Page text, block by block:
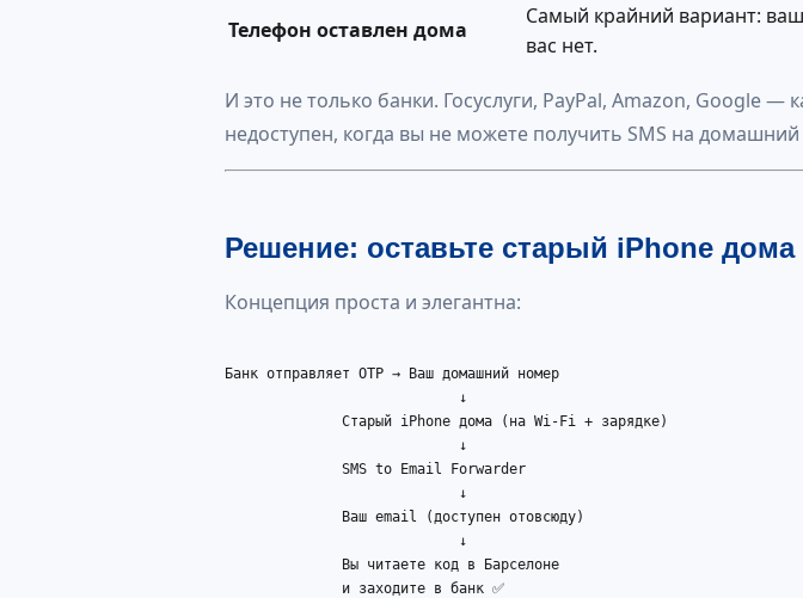
Телефон оставлен дома
Самый крайний вариант:
вас нет.
И это не только банки. Госуслуги, PayPal, Amazon, Google —
недоступен, когда вы не можете получить SMS на
Решение: оставьте старый iPhone дома
Концепция проста и элегантна:
Банк отправляет OTP → Ваш домашний номер
                            ↓
              Старый iPhone дома (на Wi-Fi + зарядке)
                            ↓
              SMS to Email Forwarder
                            ↓
              Ваш email (доступен отовсюду)
                            ↓
              Вы читаете код в Барселоне
              и заходите в банк ✅